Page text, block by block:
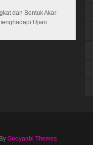
dan Bentuk Akar
Ujian
Gooyaabi Themes